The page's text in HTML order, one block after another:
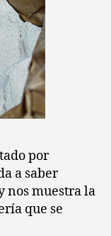
por
a saber
nos muestra la
que se